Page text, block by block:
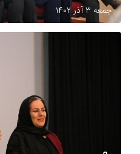
جمعه ۳ آذر ۱۴۰۲